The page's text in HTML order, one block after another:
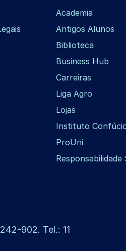
Academia
Antigos Alunos
Biblioteca
Business Hub
Carreiras
Liga Agro
Lojas
Instituto
ProUni
Responsabilidade
902. Tel.: 11